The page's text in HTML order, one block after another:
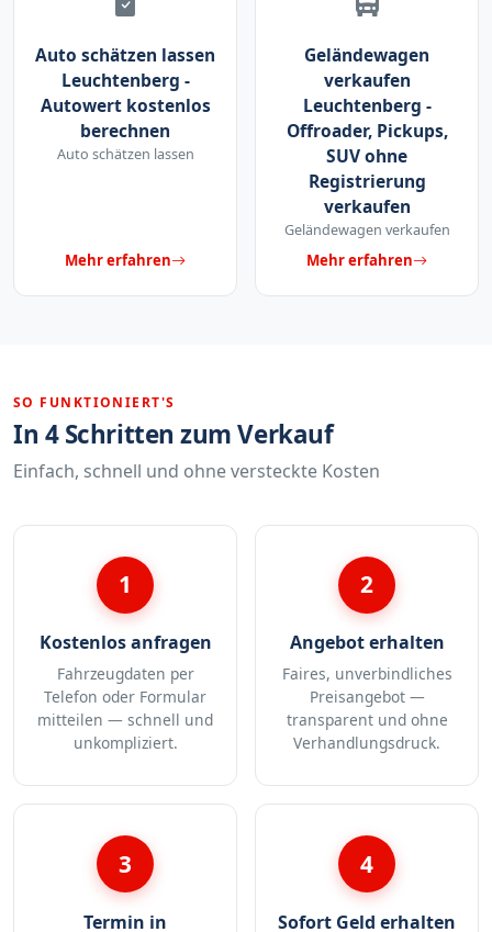
Auto schätzen lassen
Leuchtenberg -
Autowert kostenlos
berechnen
Auto schätzen lassen
Mehr erfahren
Geländewagen
verkaufen
Leuchtenberg -
Offroader, Pickups,
SUV ohne
Registrierung
verkaufen
Geländewagen verkaufen
Mehr erfahren
SO FUNKTIONIERT'S
In 4 Schritten zum Verkauf
Einfach, schnell und ohne versteckte Kosten
1
Kostenlos anfragen
Fahrzeugdaten per
Telefon oder Formular
mitteilen — schnell und
unkompliziert.
2
Angebot erhalten
Faires, unverbindliches
Preisangebot —
transparent und ohne
Verhandlungsdruck.
3
Termin in
4
Sofort Geld erhalten